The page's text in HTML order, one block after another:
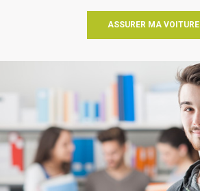
ASSURER MA VOITURE